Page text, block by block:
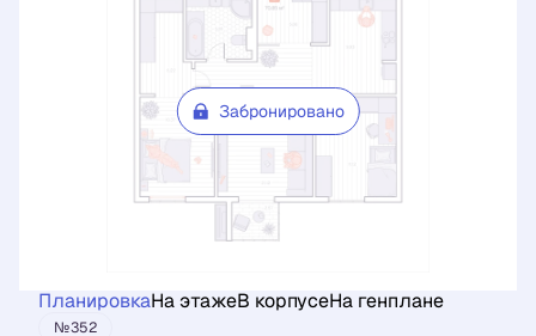
Забронировано
ПланировкаНа этажеВ корпусеНа генплане
№352